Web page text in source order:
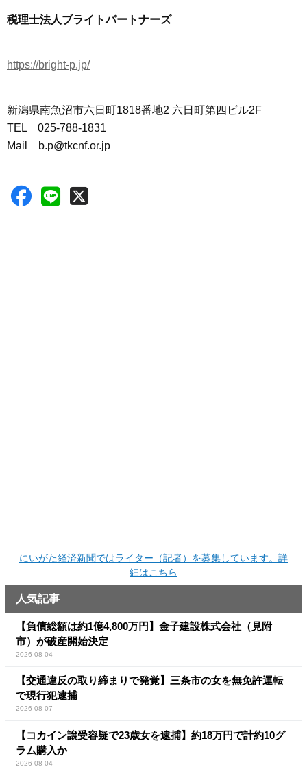
税理士法人ブライトパートナーズ
https://bright-p.jp/
新潟県南魚沼市六日町1818番地2 六日町第四ビル2F
TEL 025-788-1831
Mail b.p@tkcnf.or.jp
にいがた経済新聞ではライター（記者）を募集しています。詳
細はこちら
人気記事
【負債総額は約1億4,800万円】金子建設株式会社（見附
市）が破産開始決定
2026-08-04
【交通違反の取り締まりで発覚】三条市の女を無免許運転
で現行犯逮捕
2026-08-07
【コカイン譲受容疑で23歳女を逮捕】約18万円で計約10グ
ラム購入か
2026-08-04